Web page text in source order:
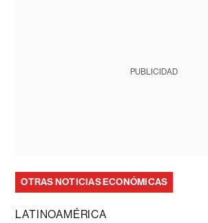
PUBLICIDAD
OTRAS NOTICIAS ECONÓMICAS
LATINOAMÉRICA